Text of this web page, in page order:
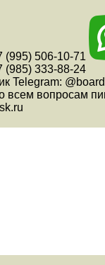
(995) 506-10-71
(985) 333-88-24
Telegram:
всем вопросам